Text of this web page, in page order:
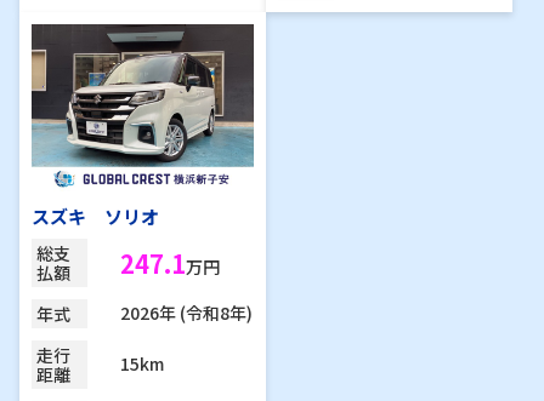
スズキ ソリオ
総支
払額
247.1万円
年式
2026年 (令和8年)
走行
距離
15km